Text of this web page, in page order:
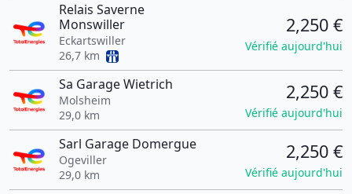
Relais Saverne
Monswiller
Eckartswiller
26,7 km
2,250 €
Vérifié aujourd'hui
Sa Garage Wietrich
Molsheim
29,0 km
2,250 €
Vérifié aujourd'hui
Sarl Garage Domergue
Ogeviller
29,0 km
2,250 €
Vérifié aujourd'hui